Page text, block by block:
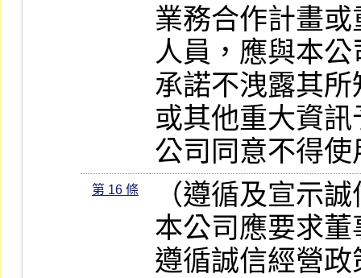
業務合作計畫
人員，應與本
承諾不洩露其
或其他重大資
公司同意不得
第 16 條
（遵循及宣示
本公司應要求
遵循誠信經營